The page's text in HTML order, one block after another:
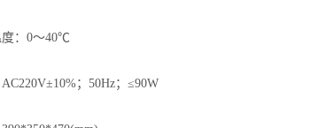
：0～40℃
；50Hz；≤90W